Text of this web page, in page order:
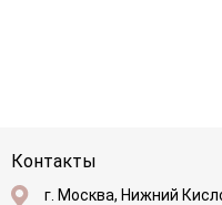
Контакты
г. Москва, Нижний